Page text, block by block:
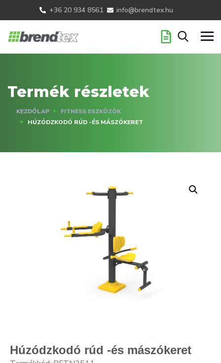
+36 20 934 8561 info@brendtex.hu
Termék részletek
KEZDŐLAP
FITNESS ESZKÖZÖK
HÚZÓDZKODÓ RÚD -ÉS MÁSZÓKERET
Húzódzkodó rúd -és mászókeret